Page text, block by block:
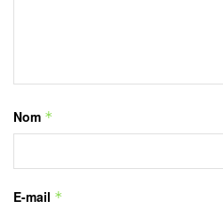
Nom *
E-mail *